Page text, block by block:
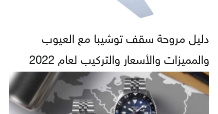
دليل مروحة سقف توشيبا مع العيوب
والمميزات والأسعار والتركيب لعام 2022